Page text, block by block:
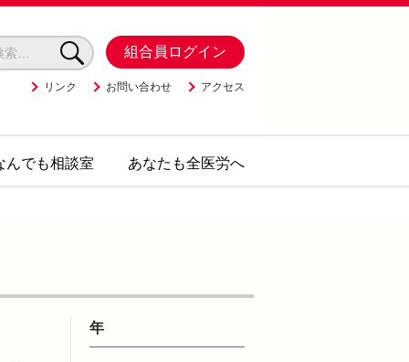
組合員ログイン
リンク お問い合わせ アクセス
んでも相談室 あなたも全医労へ
年